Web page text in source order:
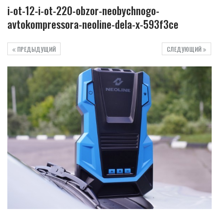
i-ot-12-i-ot-220-obzor-neobychnogo-
avtokompressora-neoline-dela-x-593f3ce
СЛЕДУЮЩИЙ
ПРЕДЫДУЩИЙ